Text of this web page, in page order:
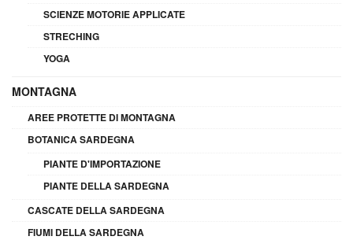
SCIENZE MOTORIE APPLICATE
STRECHING
YOGA
MONTAGNA
AREE PROTETTE DI MONTAGNA
BOTANICA SARDEGNA
PIANTE D'IMPORTAZIONE
PIANTE DELLA SARDEGNA
CASCATE DELLA SARDEGNA
FIUMI DELLA SARDEGNA